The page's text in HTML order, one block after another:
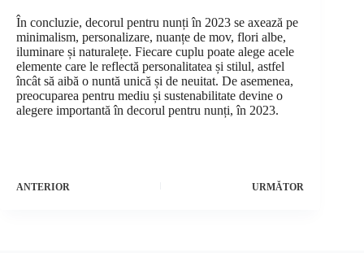
În concluzie, decorul pentru nunți în 2023 se axează pe
minimalism, personalizare, nuanțe de mov, flori albe,
iluminare și naturalețe. Fiecare cuplu poate alege acele
elemente care le reflectă personalitatea și stilul, astfel
încât să aibă o nuntă unică și de neuitat. De asemenea,
preocuparea pentru mediu și sustenabilitate devine o
alegere importantă în decorul pentru nunți, în 2023.
ANTERIOR URMĂTOR